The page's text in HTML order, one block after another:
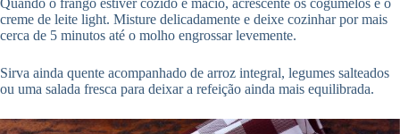
Quando o frango estiver cozido e macio, acrescente os cogumelos e o
creme de leite light. Misture delicadamente e deixe cozinhar por mais
cerca de 5 minutos até o molho engrossar levemente.
Sirva ainda quente acompanhado de arroz integral, legumes salteados
ou uma salada fresca para deixar a refeição ainda mais equilibrada.